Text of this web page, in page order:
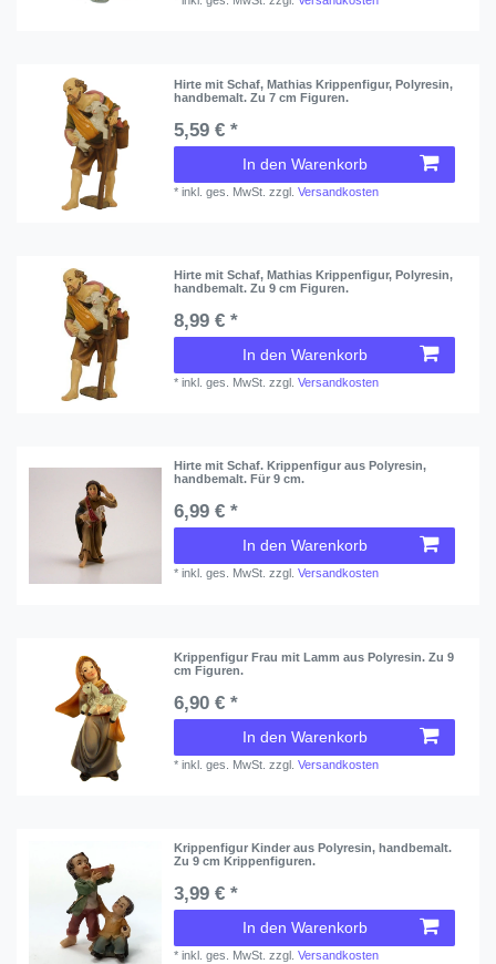
Hirte mit Schaf, Mathias Krippenfigur, Polyresin,
handbemalt. Zu 7 cm Figuren.
5,59 € *
In den Warenkorb
*inkl. ges. MwSt. zzgl.Versandkosten
Hirte mit Schaf, Mathias Krippenfigur, Polyresin,
handbemalt. Zu 9 cm Figuren.
8,99 € *
In den Warenkorb
*inkl. ges. MwSt. zzgl.Versandkosten
Hirte mit Schaf. Krippenfigur aus Polyresin,
handbemalt. Für 9 cm.
6,99 € *
In den Warenkorb
*inkl. ges. MwSt. zzgl.Versandkosten
Krippenfigur Frau mit Lamm aus Polyresin. Zu 9
cm Figuren.
6,90 € *
In den Warenkorb
*inkl. ges. MwSt. zzgl.Versandkosten
Krippenfigur Kinder aus Polyresin, handbemalt.
Zu 9 cm Krippenfiguren.
3,99 € *
In den Warenkorb
*inkl. ges. MwSt. zzgl.Versandkosten